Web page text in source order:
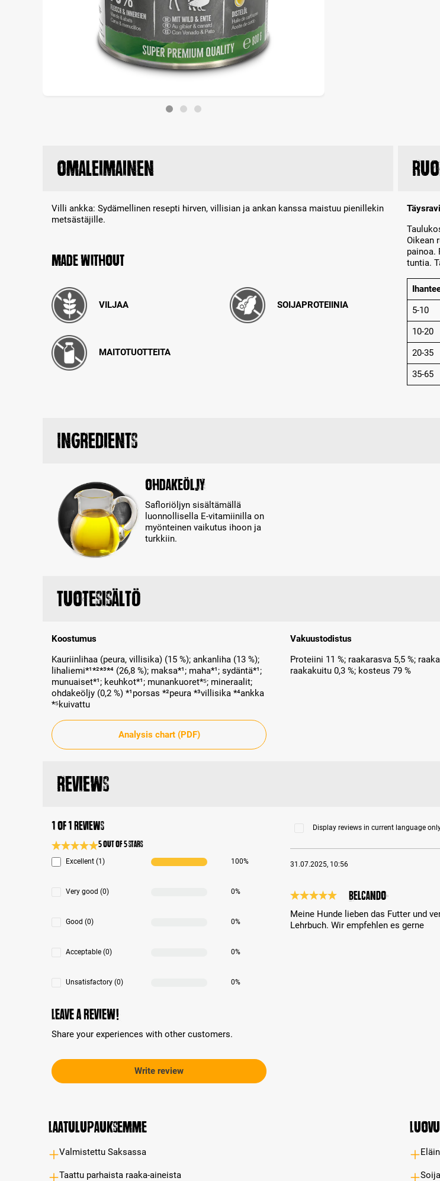
Omaleimainen
Villi ankka: Sydämellinen resepti hirven, villisian ja ankan kanssa maistuu pienillekin
metsästäjille.
Made without
VILJAA SOIJAPROTEIINIA
MAITOTUOTTEITA
Ingredients
Ohdakeöljy
Safloriöljyn sisältämällä
luonnollisella E-vitamiinilla on
myönteinen vaikutus ihoon ja
turkkiin.
Oikean
painoa.
tuntia.
5-10
10-20
20-35
35-65
Tuotesisältö
Koostumus
Kauriinlihaa (peura, villisika) (15 %); ankanliha (13 %);
lihaliemi*¹*²*³*⁴ (26,8 %); maksa*¹; maha*¹; sydäntä*¹;
munuaiset*¹; keuhkot*¹; munankuoret*⁵; mineraalit;
ohdakeöljy (0,2 %) *¹porsas *²peura *³villisika *⁴ankka
*⁵kuivattu
Vakuustodistus
Proteiini 11 %; raakarasva 5,5 %;
raakakuitu 0,3 %; kosteus 79 %
Analysis chart (PDF)
Reviews
1 of 1 reviews
Average rating 5 of 5 Stars
5 out of 5 stars
Excellent (1) 100%
Very good (0) 0%
Good (0) 0%
Acceptable (0) 0%
Unsatisfactory (0) 0%
Leave a review!
Share your experiences with other customers.
Write review
Display reviews in current language
31.07.2025, 10:56
Belcando
Meine Hunde lieben das Futter und
Lehrbuch. Wir empfehlen es gerne
Laatulupauksemme
Valmistettu Saksassa
Taattu parhaista raaka-aineista